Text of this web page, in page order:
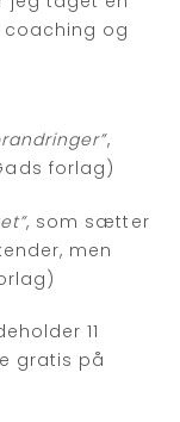
og
,
forlag)
, som sætter
men
11
gratis på